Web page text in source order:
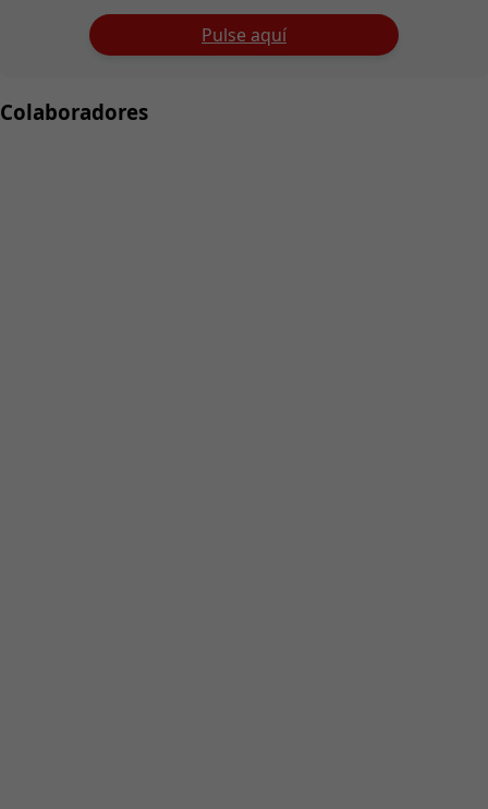
Pulse aquí
Colaboradores